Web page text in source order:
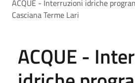
ACQUE - Interruzioni idriche
Casciana Terme Lari
ACQUE -